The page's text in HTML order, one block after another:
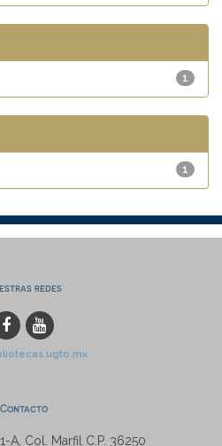
1
1
redes
Contacto
A, Col. Marfil C.P. 36250